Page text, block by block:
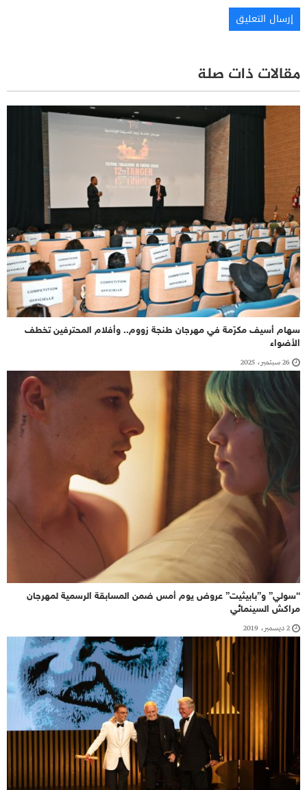
مقالات ذات صلة
سهام أسيف مكرّمة في مهرجان طنجة زووم.. وأفلام المحترفين تخطف
الأضواء
26 سبتمبر، 2025
“سولي” و”بابيثيت” عروض يوم أمس ضمن المسابقة الرسمية لمهرجان
مراكش السينمائي
2 ديسمبر، 2019